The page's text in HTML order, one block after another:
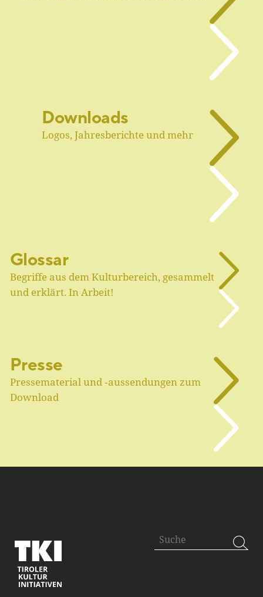
Downloads
Logos, Jahresberichte und mehr
Glossar
Begriffe aus dem Kulturbereich, gesammelt
und erklärt. In Arbeit!
Presse
Pressematerial und ‑aussendungen zum
Download